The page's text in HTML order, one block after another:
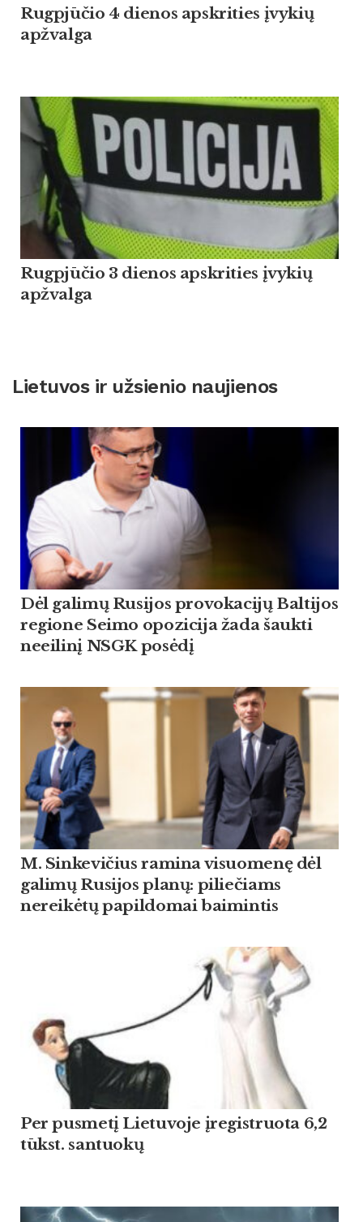
Rugpjūčio 4 dienos apskrities įvykių
apžvalga
Rugpjūčio 3 dienos apskrities įvykių
apžvalga
Lietuvos ir užsienio naujienos
Dėl galimų Rusijos provokacijų Baltijos
regione Seimo opozicija žada šaukti
neeilinį NSGK posėdį
M. Sinkevičius ramina visuomenę dėl
galimų Rusijos planų: piliečiams
nereikėtų papildomai baimintis
Per pusmetį Lietuvoje įregistruota 6,2
tūkst. santuokų